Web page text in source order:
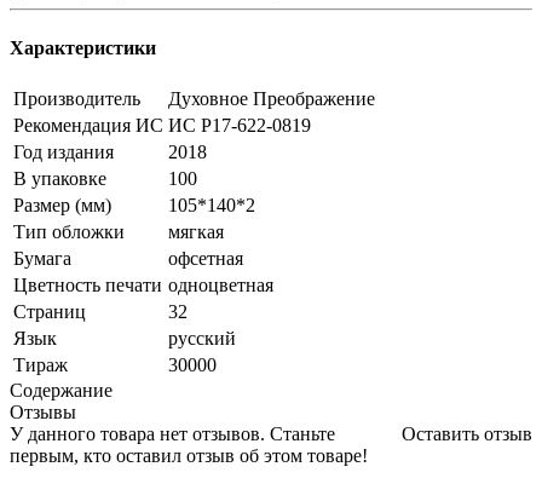
Характеристики
Производитель
Духовное Преображение
Рекомендация ИС ИС Р17-622-0819
Год издания
2018
В упаковке
100
Размер (мм)
105*140*2
Тип обложки
мягкая
Бумага
офсетная
Цветность печати одноцветная
Страниц
32
Язык
русский
Тираж
30000
Содержание
Отзывы
Оставить отзыв
У данного товара нет отзывов. Станьте
первым, кто оставил отзыв об этом товаре!